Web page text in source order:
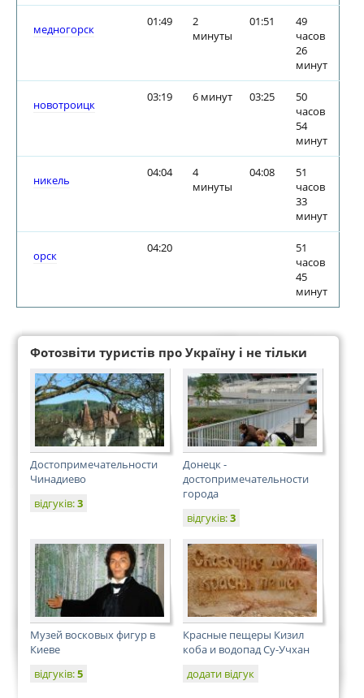
медногорск
01:49
2
минуты
01:51
49
часов
26
минут
новотроицк
03:19 6 минут 03:25
50
часов
54
минут
никель
04:04
4
минуты
04:08
51
часов
33
минут
орск
04:20
51
часов
45
минут
Фотозвіти туристів про Україну і не тільки
Достопримечательности
Чинадиево
відгуків:3
Донецк -
достопримечательности
города
відгуків:3
Музей восковых фигур в
Киеве
відгуків:5
Красные пещеры Кизил
коба и водопад Cу-Учхан
додати відгук